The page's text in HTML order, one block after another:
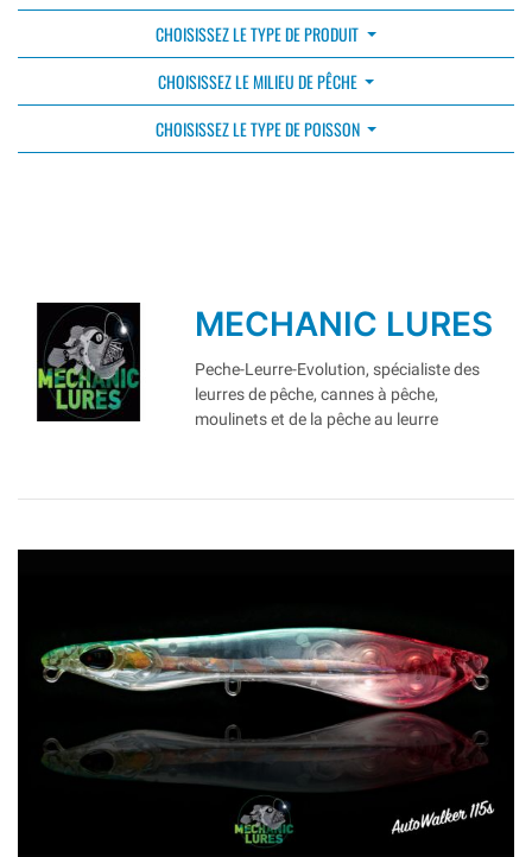
CHOISISSEZ LE TYPE DE PRODUIT
CHOISISSEZ LE MILIEU DE PÊCHE
CHOISISSEZ LE TYPE DE POISSON
MECHANIC LURES
Peche-Leurre-Evolution, spécialiste des
leurres de pêche, cannes à pêche,
moulinets et de la pêche au leurre